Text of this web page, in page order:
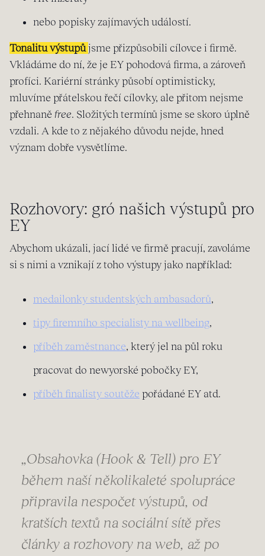
nebo popisky zajímavých událostí.
Tonalitu výstupů jsme přizpůsobili cílovce i firmě.
Vkládáme do ní, že je EY pohodová firma, a zároveň
profíci. Kariérní stránky působí optimisticky,
mluvíme přátelskou řečí cílovky, ale přitom nejsme
přehnaně free. Složitých termínů jsme se skoro úplně
vzdali. A kde to z nějakého důvodu nejde, hned
význam dobře vysvětlíme.
Rozhovory: gró našich výstupů pro
EY
Abychom ukázali, jací lidé ve firmě pracují, zavoláme
si s nimi a vznikají z toho výstupy jako například:
medailonky studentských ambasadorů,
tipy firemního specialisty na wellbeing,
příběh zaměstnance, který jel na půl roku
pracovat do newyorské pobočky EY,
příběh finalisty soutěže pořádané EY atd.
„Obsahovka (Hook & Tell) pro EY
během naší několikaleté spolupráce
připravila nespočet výstupů, od
kratších textů na sociální sítě přes
články a rozhovory na web, až po